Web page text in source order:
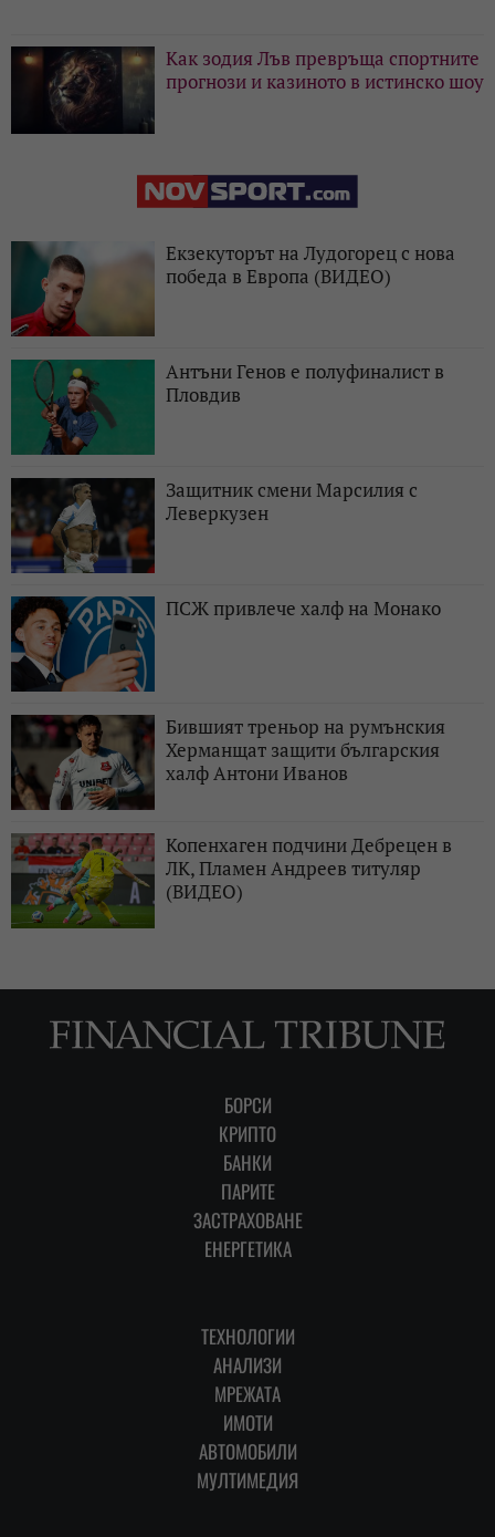
Как зодия Лъв превръща спортните
прогнози и казиното в истинско шоу
Екзекуторът на Лудогорец с нова
победа в Европа (ВИДЕО)
Антъни Генов е полуфиналист в
Пловдив
Защитник смени Марсилия с
Леверкузен
ПСЖ привлече халф на Монако
Бившият треньор на румънския
Херманщат защити българския
халф Антони Иванов
Копенхаген подчини Дебрецен в
ЛК, Пламен Андреев титуляр
(ВИДЕО)
БОРСИ
КРИПТО
БАНКИ
ПАРИТЕ
ЗАСТРАХОВАНЕ
ЕНЕРГЕТИКА
ТЕХНОЛОГИИ
АНАЛИЗИ
МРЕЖАТА
ИМОТИ
АВТОМОБИЛИ
МУЛТИМЕДИЯ